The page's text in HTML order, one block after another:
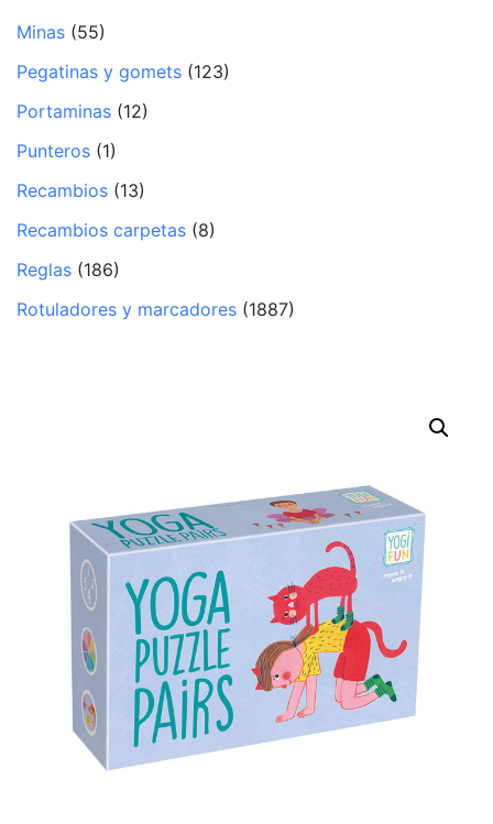
Minas (55)
Pegatinas y gomets (123)
Portaminas (12)
Punteros (1)
Recambios (13)
Recambios carpetas (8)
Reglas (186)
Rotuladores y marcadores (1887)